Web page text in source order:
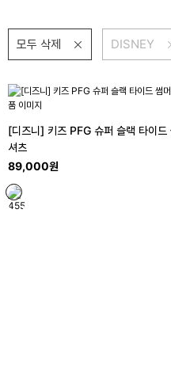
모두 삭제 DISNEY
[디즈니] 키즈 PFG 슈퍼 슬랙 타이드
셔츠
89,000원